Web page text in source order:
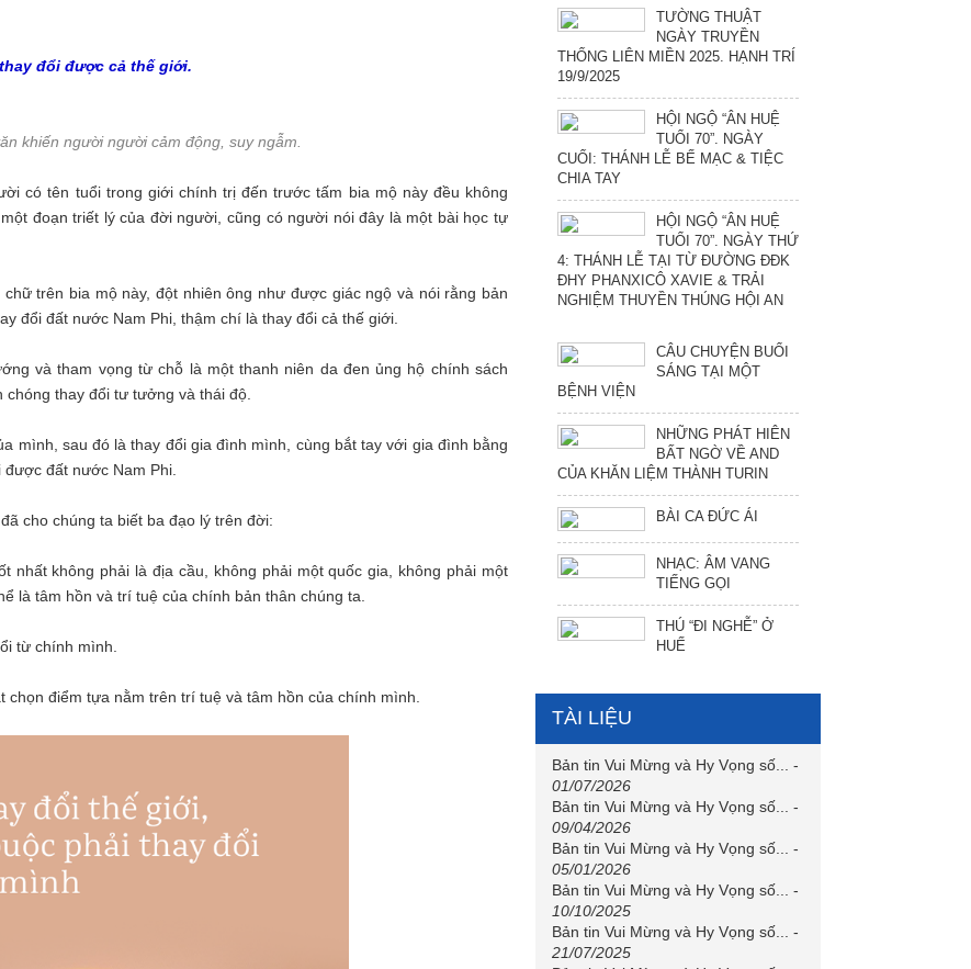
đổi được cả thế giới.
khiến người người cảm động, suy ngẫm.
có tên tuổi trong giới chính trị đến trước tấm bia mộ này đều không
đoạn triết lý của đời người, cũng có người nói đây là một bài học tự
trên bia mộ này, đột nhiên ông như được giác ngộ và nói rằng bản
đổi đất nước Nam Phi, thậm chí là thay đổi cả thế giới.
và tham vọng từ chỗ là một thanh niên da đen ủng hộ chính sách
thay đổi tư tưởng và thái độ.
mình, sau đó là thay đổi gia đình mình, cùng bắt tay với gia đình bằng
đất nước Nam Phi.
cho chúng ta biết ba đạo lý trên đời:
nhất không phải là địa cầu, không phải một quốc gia, không phải một
là tâm hồn và trí tuệ của chính bản thân chúng ta.
từ chính mình.
điểm tựa nằm trên trí tuệ và tâm hồn của chính mình.
TƯỜNG THUẬT
NGÀY TRUYỀN
THỐNG LIÊN MIỀN 2025. HẠNH TRÍ
19/9/2025
HỘI NGỘ “ÂN HUỆ
TUỔI 70”. NGÀY
CUỐI: THÁNH LỄ BẾ MẠC & TIỆC
CHIA TAY
HỘI NGỘ “ÂN HUỆ
TUỔI 70”. NGÀY THỨ
4: THÁNH LỄ TẠI TỪ ĐƯỜNG ĐĐK
ĐHY PHANXICÔ XAVIE & TRẢI
NGHIỆM THUYỀN THÚNG HỘI AN
CÂU CHUYỆN BUỔI
SÁNG TẠI MỘT
BỆNH VIỆN
NHỮNG PHÁT HIÊN
BẤT NGỜ VỀ AND
CỦA KHĂN LIỆM THÀNH TURIN
BÀI CA ĐỨC ÁI
NHẠC: ÂM VANG
TIẾNG GỌI
THÚ “ĐI NGHỄ” Ở
HUẾ
TÀI LIỆU
Bản tin Vui Mừng và Hy Vọng số...
-
01/07/2026
Bản tin Vui Mừng và Hy Vọng số...
-
09/04/2026
Bản tin Vui Mừng và Hy Vọng số...
-
05/01/2026
Bản tin Vui Mừng và Hy Vọng số...
-
10/10/2025
Bản tin Vui Mừng và Hy Vọng số...
-
21/07/2025